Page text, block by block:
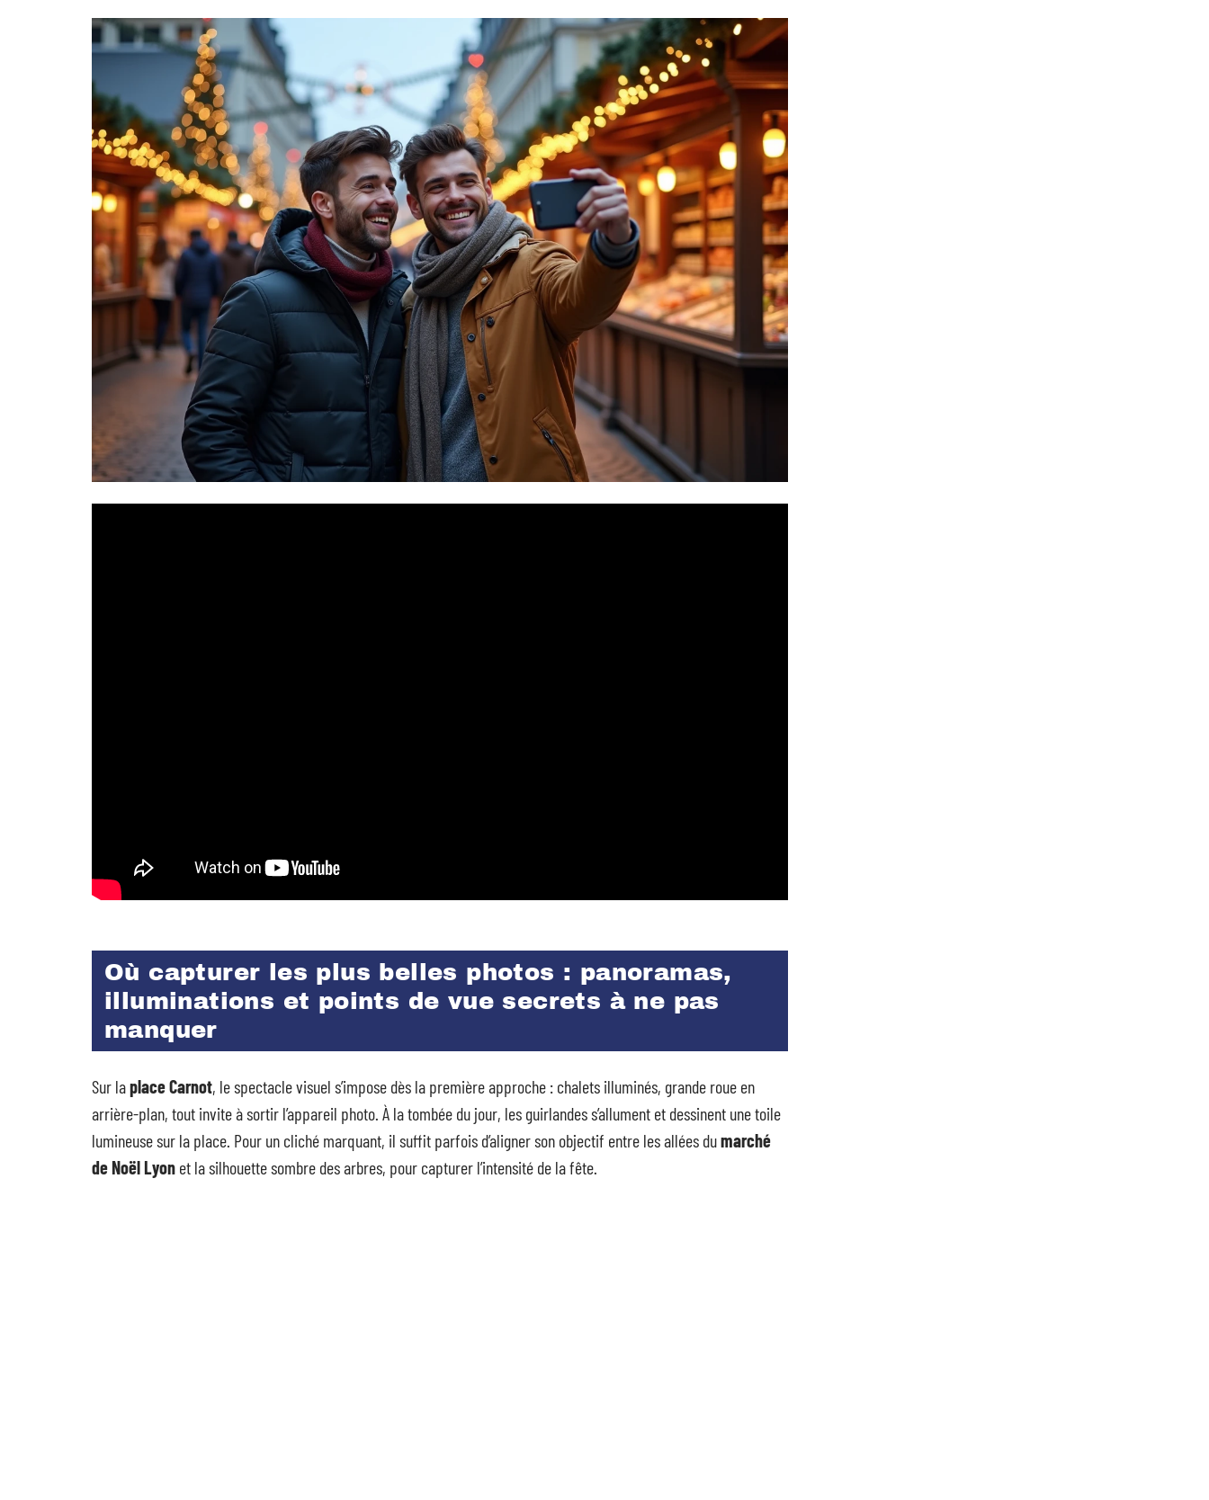
Où capturer les plus belles photos : panoramas,
illuminations et points de vue secrets à ne pas
manquer
Sur laplace Carnot, le spectacle visuel s’impose dès la première approche : chalets illuminés, grande roue en
arrière-plan, tout invite à sortir l’appareil photo. À la tombée du jour, les guirlandes s’allument et dessinent une toile
lumineuse sur la place. Pour un cliché marquant, il suffit parfois d’aligner son objectif entre les allées dumarché
de Noël Lyon et la silhouette sombre des arbres, pour capturer l’intensité de la fête.